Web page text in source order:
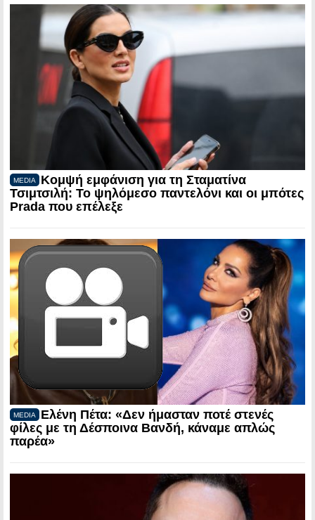
MEDIA
Κομψή εμφάνιση για τη Σταματίνα
Τσιμτσιλή: Το ψηλόμεσο παντελόνι και οι μπότες
Prada που επέλεξε
MEDIA
Ελένη Πέτα: «Δεν ήμασταν ποτέ στενές
φίλες με τη Δέσποινα Βανδή, κάναμε απλώς
παρέα»